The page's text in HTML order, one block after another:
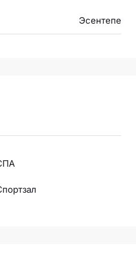
Эсентепе